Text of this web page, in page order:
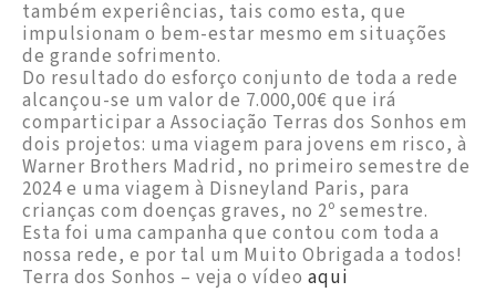
também experiências, tais como esta, que
impulsionam o bem-estar mesmo em situações
de grande sofrimento.
Do resultado do esforço conjunto de toda a rede
alcançou-se um valor de 7.000,00€ que irá
comparticipar a Associação Terras dos Sonhos em
dois projetos: uma viagem para jovens em risco, à
Warner Brothers Madrid, no primeiro semestre de
2024 e uma viagem à Disneyland Paris, para
crianças com doenças graves, no 2º semestre.
Esta foi uma campanha que contou com toda a
nossa rede, e por tal um Muito Obrigada a todos!
Terra dos Sonhos – veja o vídeo aqui